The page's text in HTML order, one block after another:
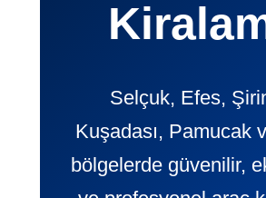
Selçuk, Efes,
Kuşadası, Pamucak
bölgelerde güvenilir,